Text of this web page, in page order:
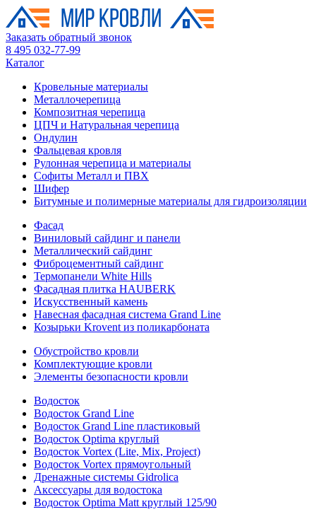
Заказать обратный звонок
8 495 032-77-99
Каталог
Кровельные материалы
Металлочерепица
Композитная черепица
ЦПЧ и Натуральная черепица
Ондулин
Фальцевая кровля
Рулонная черепица и материалы
Софиты Металл и ПВХ
Шифер
Битумные и полимерные материалы для гидроизоляции
Фасад
Виниловый сайдинг и панели
Металлический сайдинг
Фиброцементный сайдинг
Термопанели White Hills
Фасадная плитка HAUBERK
Искусственный камень
Навесная фасадная система Grand Line
Козырьки Krovent из поликарбоната
Обустройство кровли
Комплектующие кровли
Элементы безопасности кровли
Водосток
Водосток Grand Line
Водосток Grand Line пластиковый
Водосток Optima круглый
Водосток Vortex (Lite, Mix, Project)
Водосток Vortex прямоугольный
Дренажные системы Gidrolica
Аксессуары для водостока
Водосток Optima Matt круглый 125/90